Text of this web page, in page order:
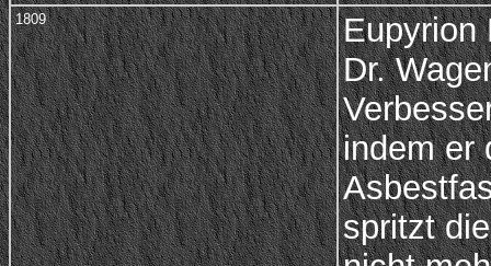
1809
Eupyrion
Dr.
indem er
spritzt